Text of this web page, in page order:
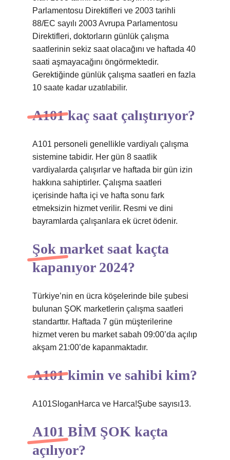
Parlamentosu Direktifleri ve 2003 tarihli
88/EC sayılı 2003 Avrupa Parlamentosu
Direktifleri, doktorların günlük çalışma
saatlerinin sekiz saat olacağını ve haftada 40
saati aşmayacağını öngörmektedir.
Gerektiğinde günlük çalışma saatleri en fazla
10 saate kadar uzatılabilir.
A101 kaç saat çalıştırıyor?
A101 personeli genellikle vardiyalı çalışma
sistemine tabidir. Her gün 8 saatlik
vardiyalarda çalışırlar ve haftada bir gün izin
hakkına sahiptirler. Çalışma saatleri
içerisinde hafta içi ve hafta sonu fark
etmeksizin hizmet verilir. Resmi ve dini
bayramlarda çalışanlara ek ücret ödenir.
Şok market saat kaçta
kapanıyor 2024?
Türkiye’nin en ücra köşelerinde bile şubesi
bulunan ŞOK marketlerin çalışma saatleri
standarttır. Haftada 7 gün müşterilerine
hizmet veren bu market sabah 09:00’da açılıp
akşam 21:00’de kapanmaktadır.
A101 kimin ve sahibi kim?
A101SloganHarca ve Harca!Şube sayısı13.
A101 BİM ŞOK kaçta
açılıyor?